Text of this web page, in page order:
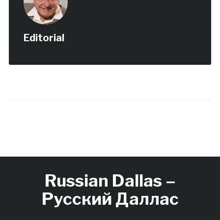
Editorial
Russian Dallas –
Русский Даллас